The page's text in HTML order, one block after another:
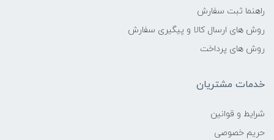
راهنما ثبت سفارش
روش های ارسال کالا و پیگیری سفارش
روش های پرداخت
خدمات مشتریان
شرایط و قوانین
حریم خصوصی